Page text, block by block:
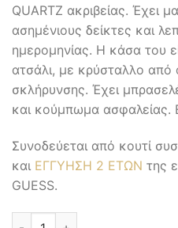
QUARTZ ακριβείας. Έχει
ασημένιους δείκτες και
ημερομηνίας. Η κάσα του
ατσάλι, με κρύσταλλο από
σκλήρυνσης. Έχει
και κούμπωμα ασφαλείας.
Συνοδεύεται από κουτί
και ΕΓΓΥΗΣΗ 2 ΕΤΩΝ της
GUESS.
Αντρικά Ρολόγια ποσότητα